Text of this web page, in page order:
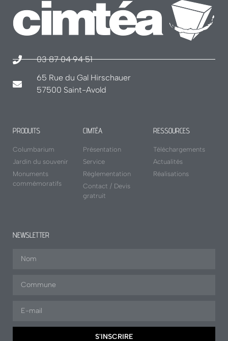
03 87 04 94 51
65 Rue du Gal Hirschauer
57500 Saint-Avold
PRODUITS
Columbarium
Jardin du souvenir
Monuments
commémoratifs
CIMTÉA
Présentation
Service
Réglementation
Contact / Devis
gratruit
RESSOURCES
Téléchargements
Actualités
Réalisations
NEWSLETTER
S'INSCRIRE